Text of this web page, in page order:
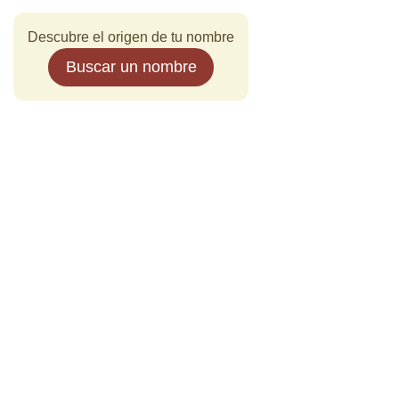
Descubre el origen de tu nombre
Buscar un nombre